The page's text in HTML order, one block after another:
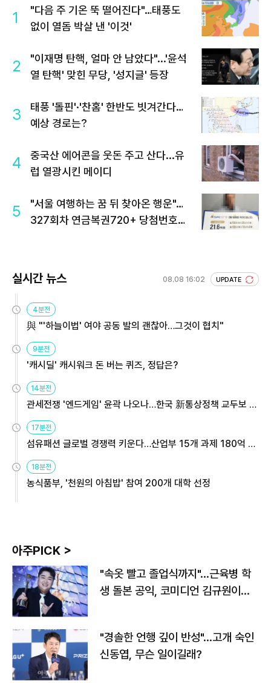
1
"다음 주 기온 뚝 떨어진다"…태풍도
없이 열돔 박살 낸 '이것'
2
"이재명 탄핵, 얼마 안 남았다"...'윤석
열 탄핵' 맞힌 무당, '성지글' 등장
3
태풍 '돌핀'·'찬홈' 한반도 빗겨간다…
예상 경로는?
4
중국산 에어콘을 웃돈 주고 산다...유
럽 열광시킨 메이디
5
"서울 여행하는 꿈 뒤 찾아온 행운"…
327회차 연금복권720+ 당첨번호조
실시간 뉴스 08.08 16:02 UPDATE
4분전
與 "'하늘이법' 여야 공동 발의 괜찮아…그것이 협치"
9분전
'캐시딜' 캐시워크 돈 버는 퀴즈, 정답은?
14분전
관세전쟁 '엔드게임' 윤곽 나오나…한국 新통상정책 교두보 활
17분전
섬유패션 글로벌 경쟁력 키운다…산업부 15개 과제 180억 지
18분전
농식품부, '천원의 아침밥' 참여 200개 대학 선정
아주PICK >
"속옷 빨고 졸업식까지"…근육병 학
생 돌본 공익, 코미디언 김규원이었
"경솔한 언행 깊이 반성"…고개 숙인
신동엽, 무슨 일이길래?